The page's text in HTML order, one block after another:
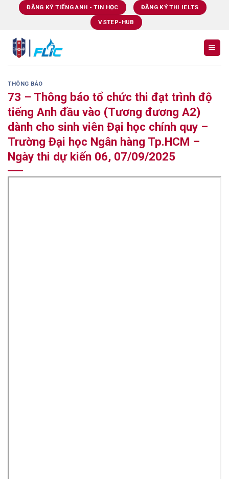
ĐĂNG KÝ TIẾNG ANH - TIN HỌC ĐĂNG KÝ THI IELTS
VSTEP-HUB
THÔNG BÁO
73 – Thông báo tổ chức thi đạt trình độ
tiếng Anh đầu vào (Tương đương A2)
dành cho sinh viên Đại học chính quy –
Trường Đại học Ngân hàng Tp.HCM –
Ngày thi dự kiến 06, 07/09/2025